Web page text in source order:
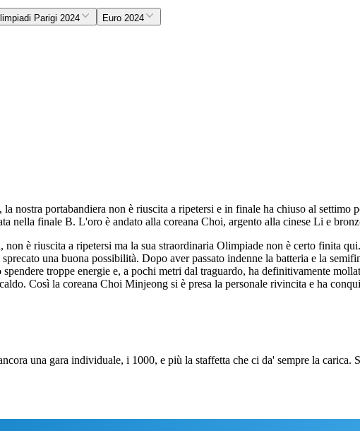
Parigi 2024 Euro 2024
nostra portabandiera non è riuscita a ripetersi e in finale ha chiuso al settimo
finale B. L'oro è andato alla coreana Choi, argento alla cinese Li e
è riuscita a ripetersi ma la sua straordinaria Olimpiade non è certo finita
una buona possibilità. Dopo aver passato indenne la batteria e la
troppe energie e, a pochi metri dal traguardo, ha definitivamente
Così la coreana Choi Minjeong si è presa la personale rivincita e ha
una gara individuale, i 1000, e più la staffetta che ci da' sempre la carica.